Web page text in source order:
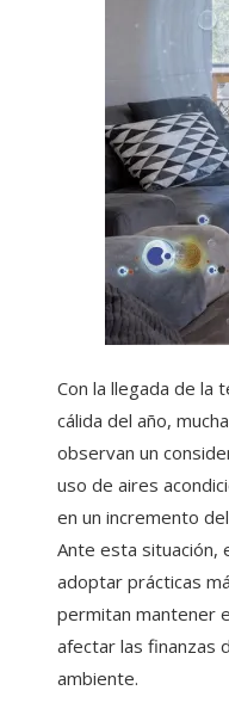
Con la llegada de la
cálida del año,
observan un
uso de aires
en un incremento
Ante esta situación,
adoptar prácticas
permitan mantener
afectar las finanzas
ambiente.